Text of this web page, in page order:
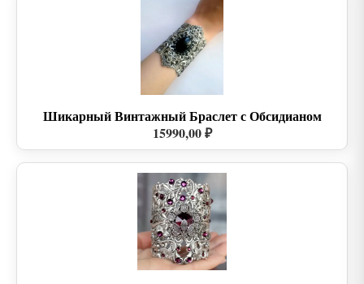
Шикарный Винтажный Браслет с Обсидианом
15990,00 ₽